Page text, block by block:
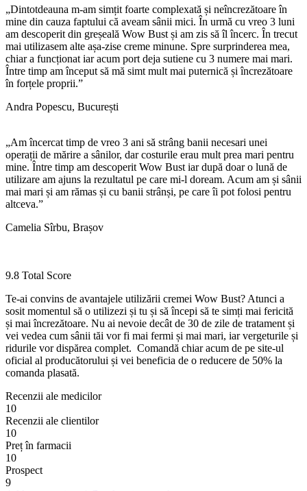
„Dintotdeauna m-am simțit foarte complexată și neîncrezătoare în
mine din cauza faptului că aveam sânii mici. În urmă cu vreo 3 luni
am descoperit din greșeală Wow Bust și am zis să îl încerc. În trecut
mai utilizasem alte așa-zise creme minune. Spre surprinderea mea,
chiar a funcționat iar acum port deja sutiene cu 3 numere mai mari.
Între timp am început să mă simt mult mai puternică și încrezătoare
în forțele proprii.”
Andra Popescu, București
„Am încercat timp de vreo 3 ani să strâng banii necesari unei
operații de mărire a sânilor, dar costurile erau mult prea mari pentru
mine. Între timp am descoperit Wow Bust iar după doar o lună de
utilizare am ajuns la rezultatul pe care mi-l doream. Acum am și sânii
mai mari și am rămas și cu banii strânși, pe care îi pot folosi pentru
altceva.”
Camelia Sîrbu, Brașov
9.8 Total Score
Te-ai convins de avantajele utilizării cremei Wow Bust? Atunci a
sosit momentul să o utilizezi și tu și să începi să te simți mai fericită
și mai încrezătoare. Nu ai nevoie decât de 30 de zile de tratament și
vei vedea cum sânii tăi vor fi mai fermi și mai mari, iar vergeturile și
ridurile vor dispărea complet. Comandă chiar acum de pe site-ul
oficial al producătorului și vei beneficia de o reducere de 50% la
comanda plasată.
Recenzii ale medicilor
10
Recenzii ale clientilor
10
Preț în farmacii
10
Prospect
9